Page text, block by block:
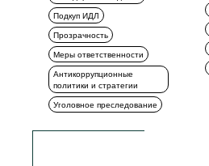
Подкуп ИДЛ
Прозрачность
Меры ответственности
Антикоррупционные
политики и стратегии
Уголовное преследование